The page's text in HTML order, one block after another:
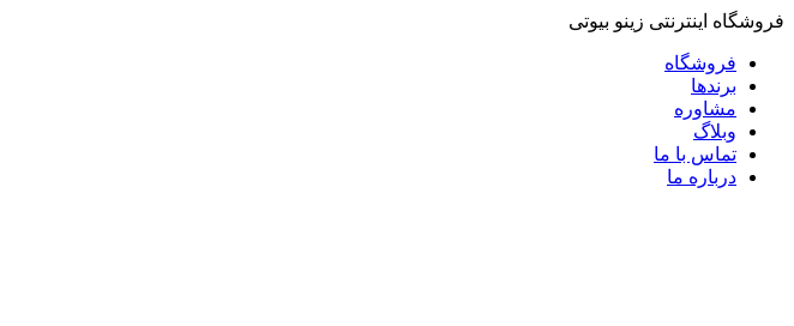
فروشگاه اینترنتی زینو بیوتی
فروشگاه
برندها
مشاوره
وبلاگ
تماس با ما
درباره ما